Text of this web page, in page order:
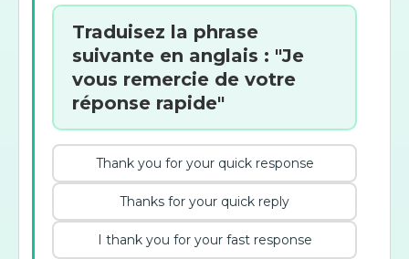
Traduisez la phrase
suivante en anglais : "Je
vous remercie de votre
réponse rapide"
Thank you for your quick response
Thanks for your quick reply
I thank you for your fast response